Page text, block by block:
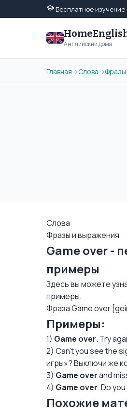
Бесплатное изучение
Английский дома
Главная→Слова→Фразы
Слова
Фразы и выражения
Game over -
примеры
Здесь вы можете
примеры.
Фраза Game over
Примеры:
1) Game over. Try
2) Can't you see the
игры»? Выключи же
3) Game overand
4) Game over. Do
Похожие